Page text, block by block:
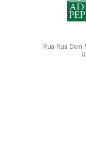
Rua Rua Dom